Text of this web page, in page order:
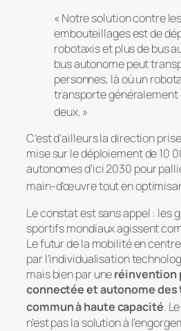
« Notre solution contre les
embouteillages est de
robotaxis et plus de bus
bus autonome peut
personnes, là où un
transporte généralement
deux. »
C’est d’ailleurs la direction
mise sur le déploiement de 10
autonomes d’ici 2030 pour
main-d’œuvre tout en
Le constat est sans appel : les
sportifs mondiaux agissent
Le futur de la mobilité en
par l’individualisation
mais bien par uneréinvention
connectée et autonome
commun à haute capacité.
n’est pas la solution à